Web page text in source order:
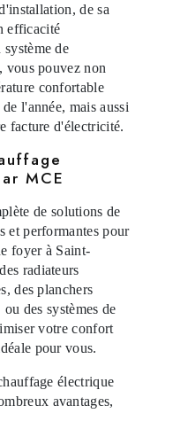
de sa
efficacité
de
vous pouvez non
confortable
l'année, mais aussi
facture d'électricité.
MCE
de solutions de
et performantes pour
foyer à Saint-
radiateurs
des planchers
des systèmes de
votre confort
pour vous.
électrique
avantages,